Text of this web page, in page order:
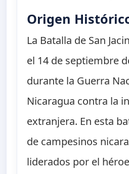
Origen
La Batalla de San
el 14 de septiembre
durante la Guerra
Nicaragua contra la
extranjera. En esta
de campesinos
liderados por el